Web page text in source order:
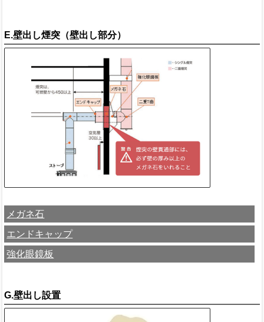
E.壁出し煙突（壁出し部分）
メガネ石
エンドキャップ
強化眼鏡板
G.壁出し設置